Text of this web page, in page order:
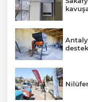
destek